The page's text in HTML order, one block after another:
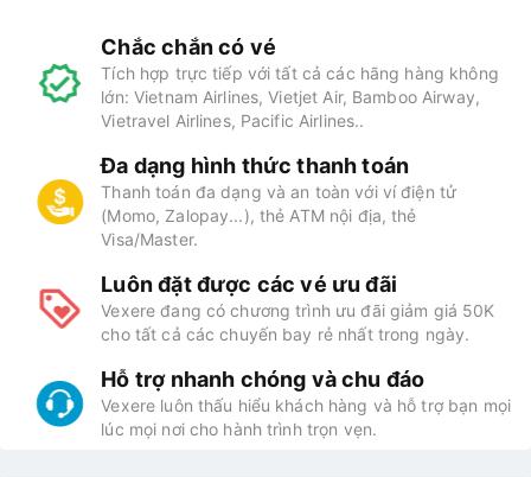
Chắc chắn có vé
Tích hợp trực tiếp với tất cả các hãng hàng không
lớn: Vietnam Airlines, Vietjet Air, Bamboo Airway,
Vietravel Airlines, Pacific Airlines..
Đa dạng hình thức thanh toán
Thanh toán đa dạng và an toàn với ví điện tử
(Momo, Zalopay...), thẻ ATM nội địa, thẻ
Visa/Master.
Luôn đặt được các vé ưu đãi
Vexere đang có chương trình ưu đãi giảm giá 50K
cho tất cả các chuyến bay rẻ nhất trong ngày.
Hỗ trợ nhanh chóng và chu đáo
Vexere luôn thấu hiểu khách hàng và hỗ trợ bạn mọi
lúc mọi nơi cho hành trình trọn vẹn.